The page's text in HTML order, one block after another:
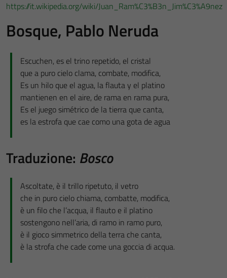
https://it.wikipedia.org/wiki/Juan_Ram%C3%B3n_Jim%C3%A9nez
Bosque, Pablo Neruda
Escuchen, es el trino repetido, el cristal
que a puro cielo clama, combate, modifica,
Es un hilo que el agua, la flauta y el platino
mantienen en el aire, de rama en rama pura,
Es el juego simétrico de la tierra que canta,
es la estrofa que cae como una gota de agua
Traduzione: Bosco
Ascoltate, è il trillo ripetuto, il vetro
che in puro cielo chiama, combatte, modifica,
è un filo che l’acqua, il flauto e il platino
sostengono nell’aria, di ramo in ramo puro,
è il gioco simmetrico della terra che canta,
è la strofa che cade come una goccia di acqua.